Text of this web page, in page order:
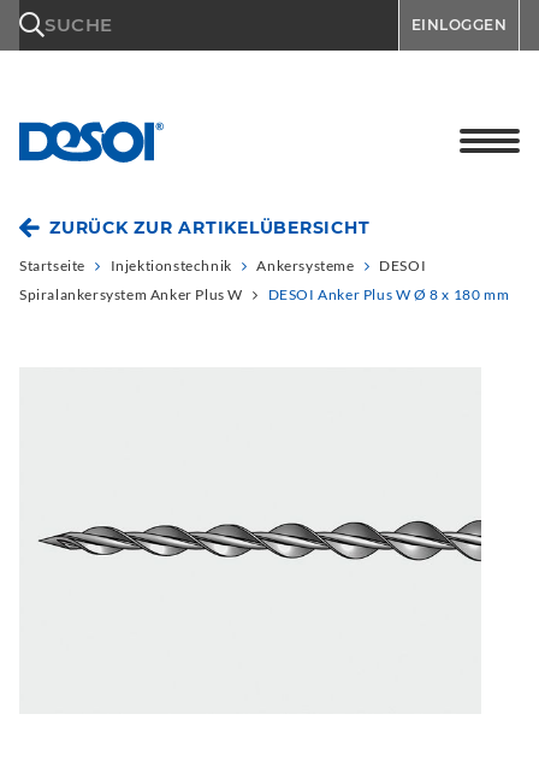
SUCHE EINLOGGEN
ZURÜCK ZUR ARTIKELÜBERSICHT
Startseite Injektionstechnik Ankersysteme
DESOI
Spiralankersystem Anker Plus W
DESOI Anker Plus W Ø 8 x 180 mm